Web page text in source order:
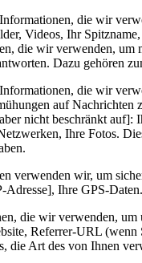
die wir
Videos, Ihr
die wir verwenden,
Dazu gehören
die wir
auf
nicht beschränkt
Ihre Fotos.
verwenden wir, um
Ihre GPS-Daten.
die wir verwenden, um
Referrer-URL
die Art des von Ihnen